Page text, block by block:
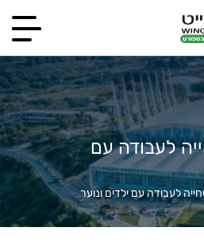
לעבודה עם
לעבודה עם ילדים ונוער